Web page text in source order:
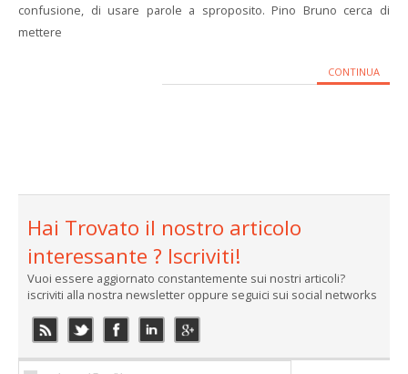
confusione, di usare parole a sproposito. Pino Bruno cerca di
mettere
CONTINUA
Hai Trovato il nostro articolo
interessante ? Iscriviti!
Vuoi essere aggiornato constantemente sui nostri articoli?
iscriviti alla nostra newsletter oppure seguici sui social networks